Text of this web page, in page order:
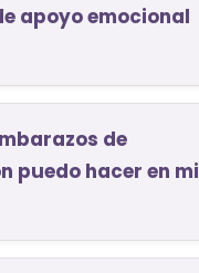
apoyo emocional
de
puedo hacer en mi